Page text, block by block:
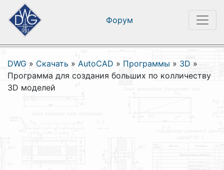
Форум
DWG » Скачать » AutoCAD » Программы » 3D »
Программа для создания больших по колличеству
3D моделей